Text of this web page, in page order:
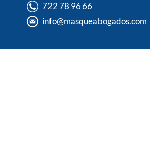
722 78 96 66
info@masqueabogados.com